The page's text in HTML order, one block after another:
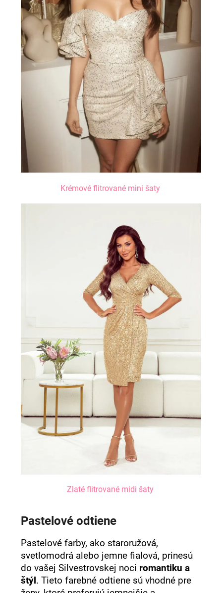
Krémové flitrované mini šaty
Zlaté flitrované midi šaty
Pastelové odtiene
Pastelové farby, ako staroružová,
svetlomodrá alebo jemne fialová, prinesú
do vašej Silvestrovskej noci romantiku a
štýl. Tieto farebné odtiene sú vhodné pre